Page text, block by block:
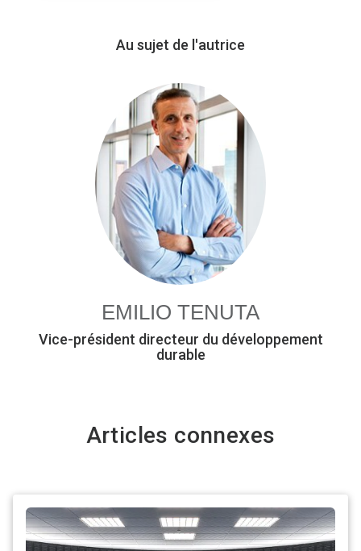
Au sujet de l'autrice
EMILIO TENUTA
Vice-président directeur du développement
durable
Articles connexes